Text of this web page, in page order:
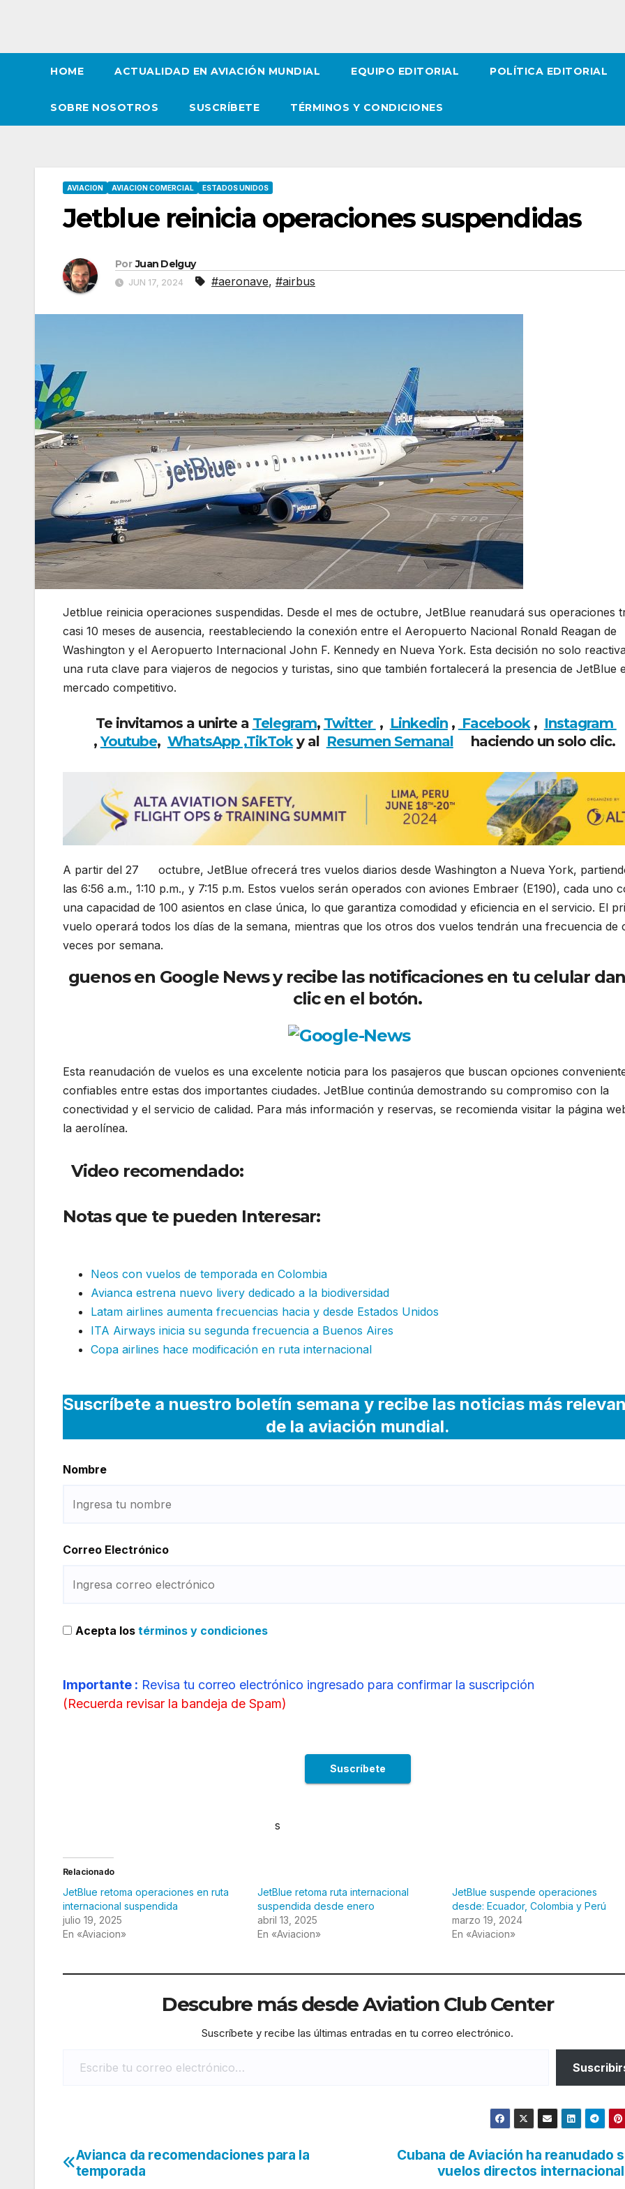
HOME ACTUALIDAD EN AVIACIÓN MUNDIAL EQUIPO EDITORIAL POLÍTICA EDITORIAL
SOBRE NOSOTROS SUSCRÍBETE TÉRMINOS Y CONDICIONES
AVIACION AVIACION COMERCIAL ESTADOS UNIDOS
Jetblue reinicia operaciones suspendidas
Por Juan Delguy
JUN 17, 2024 #aeronave, #airbus
Jetblue reinicia operaciones suspendidas. Desde el mes de octubre, JetBlue reanudará sus operaciones
casi 10 meses de ausencia, reestableciendo la conexión entre el Aeropuerto Nacional Ronald Reagan de
Washington y el Aeropuerto Internacional John F. Kennedy en Nueva York. Esta decisión no solo
una ruta clave para viajeros de negocios y turistas, sino que también fortalecerá la presencia de JetBlue
mercado competitivo.
Te invitamos a unirte a Telegram, Twitter , Linkedin, Facebook, Instagram
,Youtube, WhatsApp ,TikToky al Resumen Semanalhaciendo un solo clic.
A partir del 27
octubre, JetBlue ofrecerá tres vuelos diarios desde Washington a Nueva York,
las 6:56 a.m., 1:10 p.m., y 7:15 p.m. Estos vuelos serán operados con aviones Embraer (E190), cada uno
una capacidad de 100 asientos en clase única, lo que garantiza comodidad y eficiencia en el servicio. El
vuelo operará todos los días de la semana, mientras que los otros dos vuelos tendrán una frecuencia de
veces por semana.
guenosen Google News y recibe las notificaciones en tu celular
clic en el botón.
Esta reanudación de vuelos es una excelente noticia para los pasajeros que buscan opciones
confiables entre estas dos importantes ciudades. JetBlue continúa demostrando su compromiso con la
conectividad y el servicio de calidad. Para más información y reservas, se recomienda visitar la página
la aerolínea.
Video recomendado:
Notas que te pueden Interesar:
Neos con vuelos de temporada en Colombia
Avianca estrena nuevo livery dedicado a la biodiversidad
Latam airlines aumenta frecuencias hacia y desde Estados Unidos
ITA Airways inicia su segunda frecuencia a Buenos Aires
Copa airlines hace modificación en ruta internacional
Suscríbete a nuestro boletín semana y recibe las noticias más
de la aviación mundial.
Nombre
Correo Electrónico
Acepta los términos y condiciones
Importante : Revisa tu correo electrónico ingresado para confirmar la suscripción
(Recuerda revisar la bandeja de Spam)
s
Relacionado
JetBlue retoma operaciones en ruta
internacional suspendida
julio 19, 2025
En «Aviacion»
JetBlue retoma ruta internacional
suspendida desde enero
abril 13, 2025
En «Aviacion»
JetBlue suspende operaciones
desde: Ecuador, Colombia y Perú
marzo 19, 2024
En «Aviacion»
Descubre más desde Aviation Club Center
Suscríbete y recibe las últimas entradas en tu correo electrónico.
Navegación
Cubana de Aviación ha reanudado
vuelos directos
Avianca da recomendaciones para la
temporada